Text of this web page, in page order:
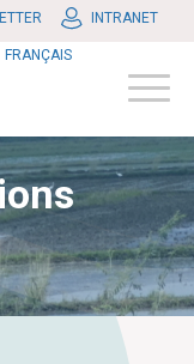
INTRANET
FRANÇAIS